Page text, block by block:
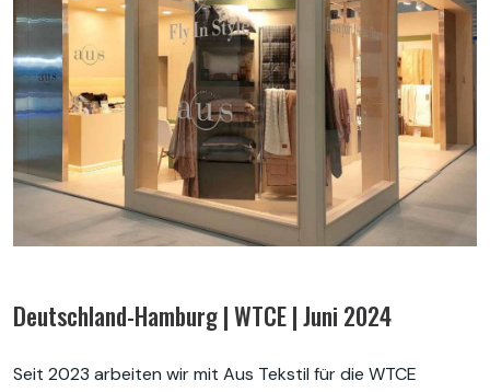
Deutschland-Hamburg | WTCE | Juni 2024
Seit 2023 arbeiten wir mit Aus Tekstil für die WTCE